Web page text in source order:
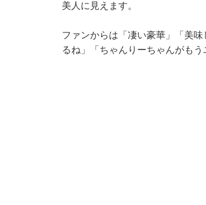
美人に見えます。
ファンからは「凄い豪華」「美
るね」「ちゃんりーちゃんがも